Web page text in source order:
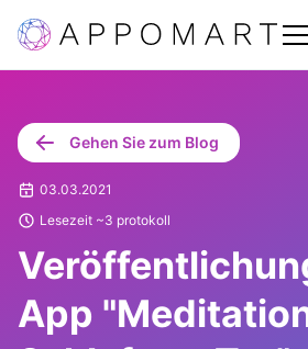
Gehen Sie zum Blog
03.03.2021
Lesezeit ~3 protokoll
App